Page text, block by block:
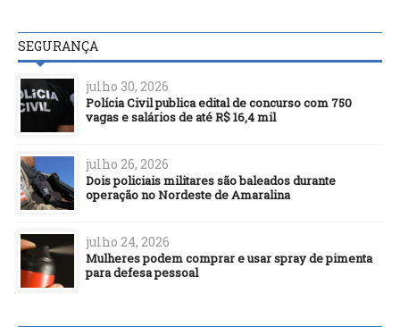
SEGURANÇA
julho 30, 2026
Polícia Civil publica edital de concurso com 750
vagas e salários de até R$ 16,4 mil
julho 26, 2026
Dois policiais militares são baleados durante
operação no Nordeste de Amaralina
julho 24, 2026
Mulheres podem comprar e usar spray de pimenta
para defesa pessoal